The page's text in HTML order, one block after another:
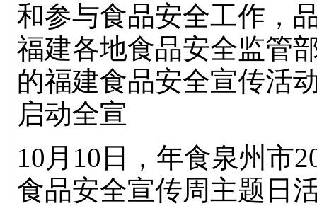
和参与食品安全工作，
福建各地食品安全监管
的福建食品安全宣传活
启动全宣
10月10日，年食泉州市
食品安全宣传周主题日